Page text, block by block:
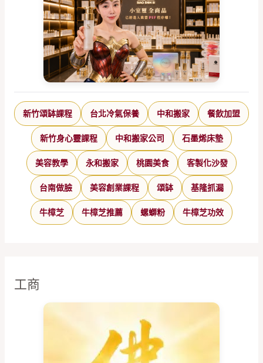
新竹頌缽課程 台北冷氣保養 中和搬家 餐飲加盟
新竹身心靈課程 中和搬家公司 石墨烯床墊
美容教學 永和搬家 桃園美食 客製化沙發
台南做臉 美容創業課程 頌缽 基隆抓漏
牛樟芝 牛樟芝推薦 螺螄粉 牛樟芝功效
工商